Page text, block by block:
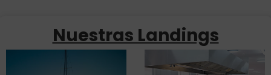
Nuestras Landings